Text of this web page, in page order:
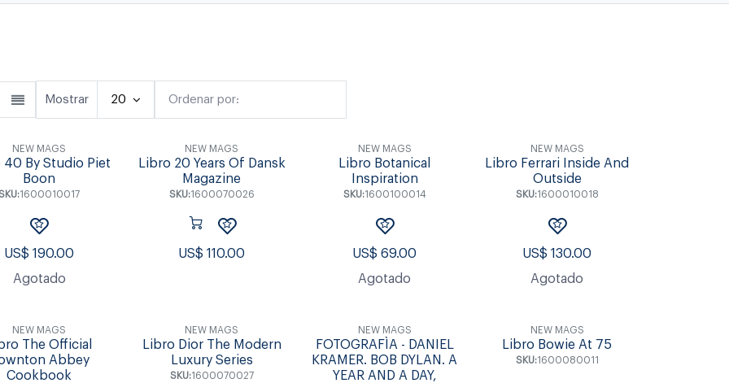
Ordenar por:
Mostrar 20
NEW MAGS
40 By Studio Piet
Boon
1600010017
US$190.00
Agotado
NEW MAGS
Libro 20 Years Of Dansk
Magazine
SKU:1600070026
US$110.00
NEW MAGS
Libro Botanical
Inspiration
SKU:1600100014
US$69.00
Agotado
NEW MAGS
Libro Ferrari Inside And
Outside
SKU:1600010018
US$130.00
Agotado
NEW MAGS
The Official
Abbey
Cookbook
NEW MAGS
Libro Dior The Modern
Luxury Series
SKU:1600070027
NEW MAGS
FOTOGRAFÌA - DANIEL
KRAMER. BOB DYLAN. A
YEAR AND A DAY,
NEW MAGS
Libro Bowie At 75
SKU:1600080011